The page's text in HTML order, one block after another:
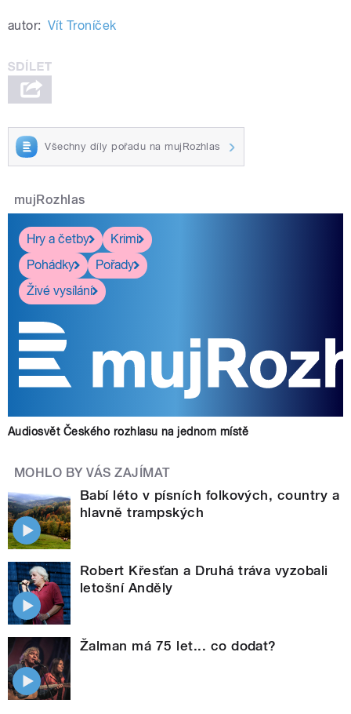
autor: Vít Troníček
Všechny díly pořadu na mujRozhlas
mujRozhlas
Hry a četby
Krimi
Pohádky
Pořady
Živé vysílání
Audiosvět Českého rozhlasu na jednom místě
MOHLO BY VÁS ZAJÍMAT
Babí léto v písních folkových, country a
hlavně trampských
Robert Křesťan a Druhá tráva vyzobali
letošní Anděly
Žalman má 75 let... co dodat?